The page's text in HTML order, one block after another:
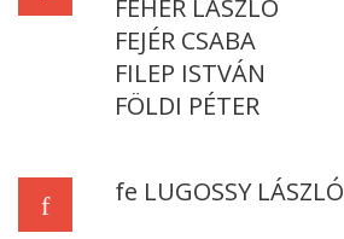
FEHÉR LÁSZLÓ
FEJÉR CSABA
FILEP ISTVÁN
FÖLDI PÉTER
f fe LUGOSSY LÁSZLÓ